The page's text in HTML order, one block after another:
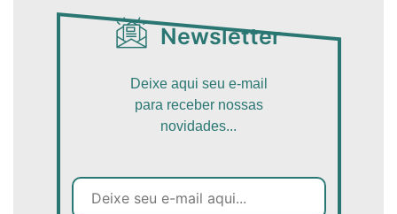
Newsletter
Deixe aqui seu e-mail
para receber nossas
novidades...